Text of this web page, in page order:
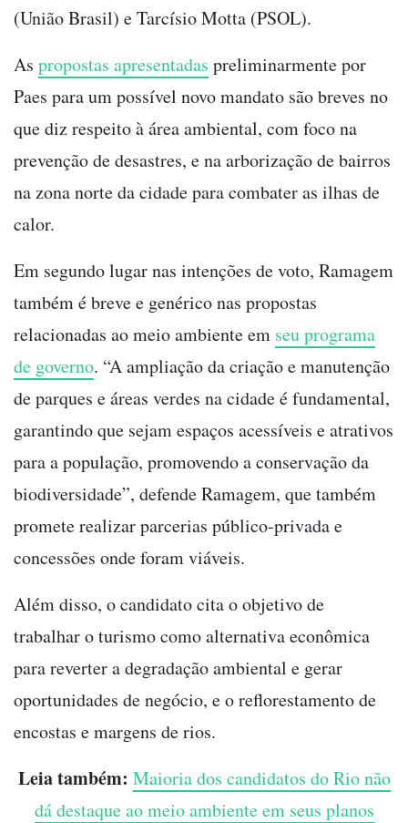
(União Brasil) e Tarcísio Motta (PSOL).
As propostas apresentadas preliminarmente por
Paes para um possível novo mandato são breves no
que diz respeito à área ambiental, com foco na
prevenção de desastres, e na arborização de bairros
na zona norte da cidade para combater as ilhas de
calor.
Em segundo lugar nas intenções de voto, Ramagem
também é breve e genérico nas propostas
relacionadas ao meio ambiente em seu programa
de governo. “A ampliação da criação e manutenção
de parques e áreas verdes na cidade é fundamental,
garantindo que sejam espaços acessíveis e atrativos
para a população, promovendo a conservação da
biodiversidade”, defende Ramagem, que também
promete realizar parcerias público-privada e
concessões onde foram viáveis.
Além disso, o candidato cita o objetivo de
trabalhar o turismo como alternativa econômica
para reverter a degradação ambiental e gerar
oportunidades de negócio, e o reflorestamento de
encostas e margens de rios.
Leia também: Maioria dos candidatos do Rio não
dá destaque ao meio ambiente em seus planos